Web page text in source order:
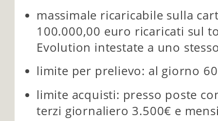
massimale ricaricabile sulla
100.000,00 euro ricaricati sul
Evolution intestate a uno
limite per prelievo: al giorno
limite acquisti: presso poste
terzi giornaliero 3.500€ e